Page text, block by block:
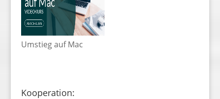
Umstieg auf Mac
Kooperation: